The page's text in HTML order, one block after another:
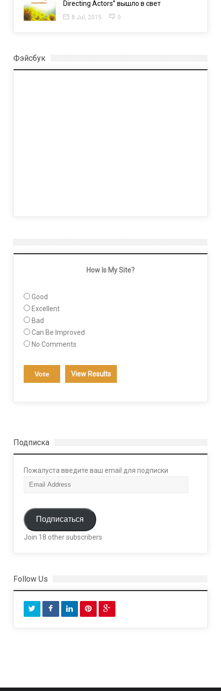
Directing Actors” вышло в свет
8 Jul, 2015 0
Фэйсбук
How Is My Site?
Good
Excellent
Bad
Can Be Improved
No Comments
View Results
Подписка
Пожалуста введите ваш email для подписки
i
A
r
e
s
Подписаться
Join 18 other subscribers
Follow Us